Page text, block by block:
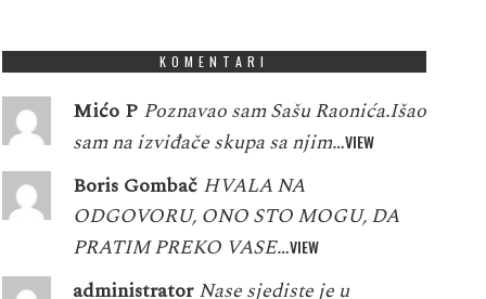
KOMENTARI
Mićo P Poznavao sam Sašu Raonića.Išao
sam na izviđače skupa sa njim…VIEW
Boris Gombač HVALA NA
ODGOVORU, ONO STO MOGU, DA
PRATIM PREKO VASE…VIEW
administrator Nase sjediste je u